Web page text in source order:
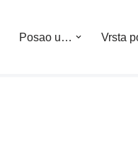
Posao u… Vrsta